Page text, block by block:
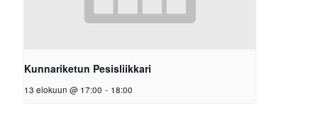
Kunnariketun Pesisliikkari
13 elokuun @ 17:00 - 18:00